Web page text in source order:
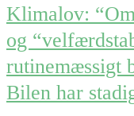
Post
navigation
Klimalov:
og
rutinemæssigt
Bilen har